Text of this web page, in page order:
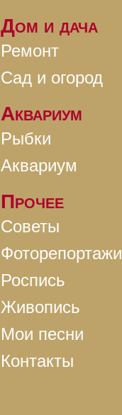
Дом и дача
Ремонт
Сад и огород
Аквариум
Рыбки
Аквариум
Прочее
Советы
Фоторепортажи
Роспись
Живопись
Мои песни
Контакты